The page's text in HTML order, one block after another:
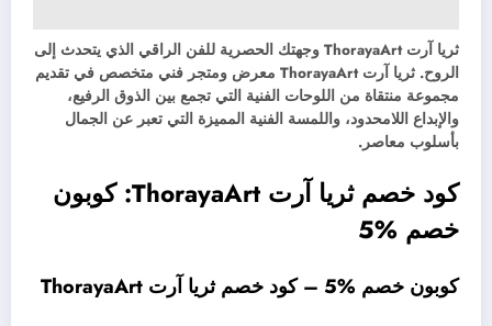
ثريا آرت ThorayaArt وجهتك الحصرية للفن الراقي الذي يتحدث إلى
الروح. ثريا آرت ThorayaArt معرض ومتجر فني متخصص في تقديم
مجموعة منتقاة من اللوحات الفنية التي تجمع بين الذوق الرفيع،
والإبداع اللامحدود، واللمسة الفنية المميزة التي تعبر عن الجمال
بأسلوب معاصر.
كود خصم ثريا آرت ThorayaArt: كوبون
خصم %5
كوبون خصم %5 – كود خصم ثريا آرت ThorayaArt